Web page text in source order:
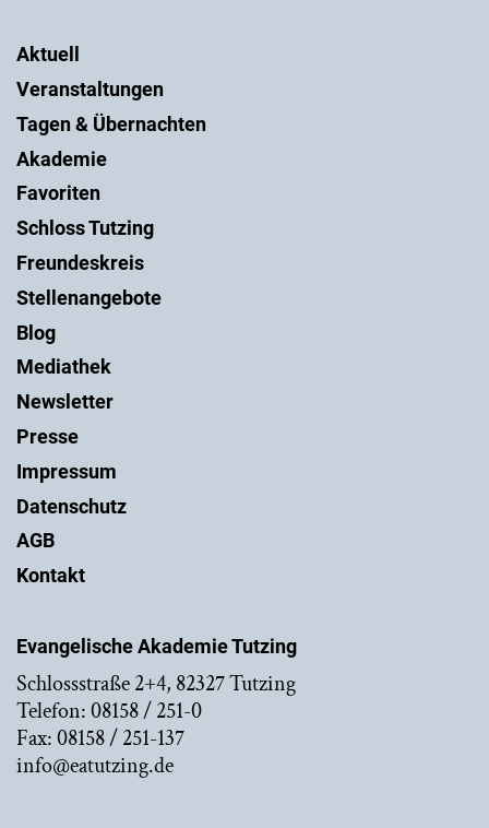
Evangelische Akademie Tutzing
Schlossstraße 2+4, 82327 Tutzing
Telefon: 08158 / 251-0
Fax: 08158 / 251-137
info@eatutzing.de
Aktuell
Veranstaltungen
Tagen & Übernachten
Akademie
Favoriten
Schloss Tutzing
Freundeskreis
Stellenangebote
Blog
Mediathek
Newsletter
Presse
Impressum
Datenschutz
AGB
Kontakt